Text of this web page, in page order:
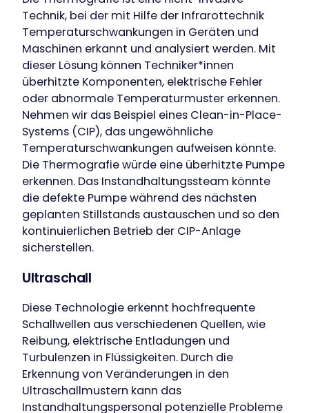
Technik, bei der mit Hilfe der Infrarottechnik
Temperaturschwankungen in Geräten und
Maschinen erkannt und analysiert werden. Mit
dieser Lösung können Techniker*innen
überhitzte Komponenten, elektrische Fehler
oder abnormale Temperaturmuster erkennen.
Nehmen wir das Beispiel eines Clean-in-Place-
Systems (CIP), das ungewöhnliche
Temperaturschwankungen aufweisen könnte.
Die Thermografie würde eine überhitzte Pumpe
erkennen. Das Instandhaltungssteam könnte
die defekte Pumpe während des nächsten
geplanten Stillstands austauschen und so den
kontinuierlichen Betrieb der CIP-Anlage
sicherstellen.
Ultraschall
Diese Technologie erkennt hochfrequente
Schallwellen aus verschiedenen Quellen, wie
Reibung, elektrische Entladungen und
Turbulenzen in Flüssigkeiten. Durch die
Erkennung von Veränderungen in den
Ultraschallmustern kann das
Instandhaltungspersonal potenzielle Probleme